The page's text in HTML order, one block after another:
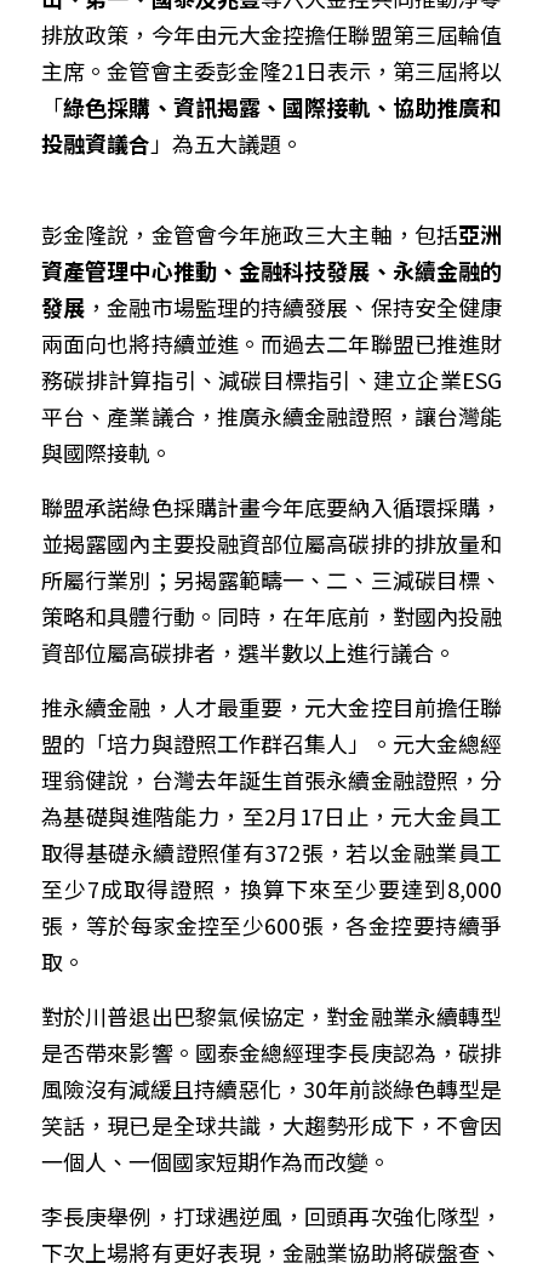
排放政策，今年由元大金控擔任聯盟第三屆輪值
主席。金管會主委彭金隆21日表示，第三屆將以
「綠色採購、資訊揭露、國際接軌、協助推廣和
投融資議合 」為五大議題。
彭金隆說，金管會今年施政三大主軸，包括亞洲
資產管理中心推動、金融科技發展、永續金融的
發展 ，金融市場監理的持續發展、保持安全健康
兩面向也將持續並進。而過去二年聯盟已推進財
務碳排計算指引、減碳目標指引、建立企業ESG
平台、產業議合，推廣永續金融證照，讓台灣能
與國際接軌。
聯盟承諾綠色採購計畫今年底要納入循環採購，
並揭露國內主要投融資部位屬高碳排的排放量和
所屬行業別；另揭露範疇一、二、三減碳目標、
策略和具體行動。同時，在年底前，對國內投融
資部位屬高碳排者，選半數以上進行議合。
推永續金融，人才最重要，元大金控目前擔任聯
盟的「培力與證照工作群召集人」。元大金總經
理翁健說，台灣去年誕生首張永續金融證照，分
為基礎與進階能力，至2月17日止，元大金員工
取得基礎永續證照僅有372張，若以金融業員工
至少7成取得證照，換算下來至少要達到8,000
張，等於每家金控至少600張，各金控要持續爭
取。
對於川普退出巴黎氣候協定，對金融業永續轉型
是否帶來影響。國泰金總經理李長庚認為，碳排
風險沒有減緩且持續惡化，30年前談綠色轉型是
笑話，現已是全球共識，大趨勢形成下，不會因
一個人、一個國家短期作為而改變。
李長庚舉例，打球遇逆風，回頭再次強化隊型，
下次上場將有更好表現，金融業協助將碳盤查、